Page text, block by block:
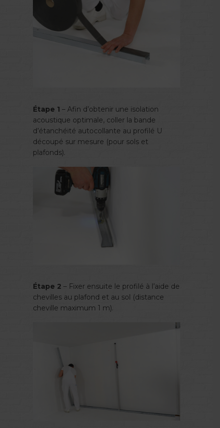
Étape 1 – Afin d’obtenir une isolation
acoustique optimale, coller la bande
d’étanchéité autocollante au profilé U
découpé sur mesure (pour sols et
plafonds).
Étape 2 – Fixer ensuite le profilé à l’aide de
chevilles au plafond et au sol (distance
cheville maximum 1 m).